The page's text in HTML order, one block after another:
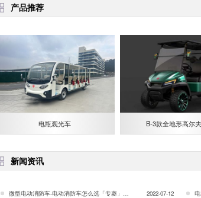
产品推荐
电瓶观光车 B-3款全地形高尔
新闻资讯
微型电动消防车-电动消防车怎么选「专菱」… 2022-07-12 电